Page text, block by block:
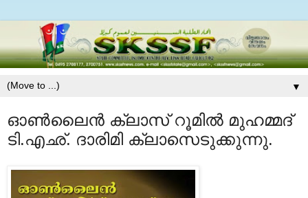
▼
ഓണ്‍ലൈന്‍ ക്ലാസ് റൂമില്‍ മുഹമ്മദ്
ടി.എഛ്. ദാരിമി ക്ലാസെടുക്കുന്നു.